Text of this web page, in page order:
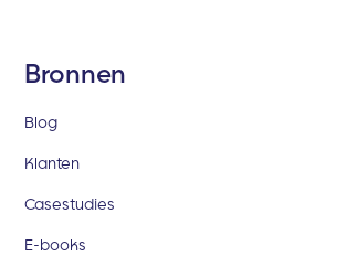
Bronnen
Blog
Klanten
Casestudies
E-books